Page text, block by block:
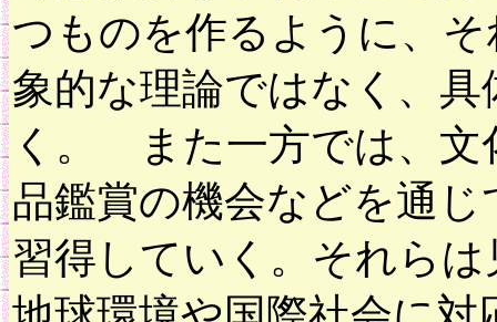
つものを作るように、
象的な理論ではなく、
く。 また一方では、文
品鑑賞の機会などを通
習得していく。それら